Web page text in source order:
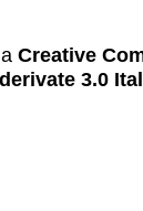
Creative
3.0